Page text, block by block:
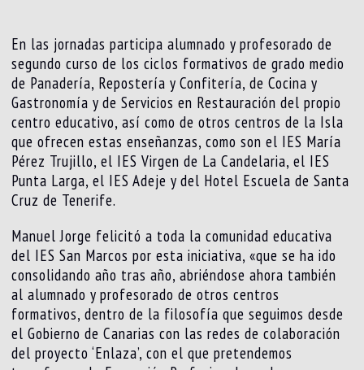
En las jornadas participa alumnado y profesorado de
segundo curso de los ciclos formativos de grado medio
de Panadería, Repostería y Confitería, de Cocina y
Gastronomía y de Servicios en Restauración del propio
centro educativo, así como de otros centros de la Isla
que ofrecen estas enseñanzas, como son el IES María
Pérez Trujillo, el IES Virgen de La Candelaria, el IES
Punta Larga, el IES Adeje y del Hotel Escuela de Santa
Cruz de Tenerife.
Manuel Jorge felicitó a toda la comunidad educativa
del IES San Marcos por esta iniciativa, «que se ha ido
consolidando año tras año, abriéndose ahora también
al alumnado y profesorado de otros centros
formativos, dentro de la filosofía que seguimos desde
el Gobierno de Canarias con las redes de colaboración
del proyecto ‘Enlaza’, con el que pretendemos